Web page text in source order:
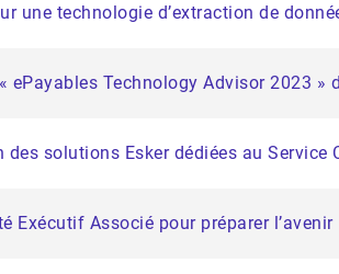
une technologie d’extraction de
ePayables Technology Advisor 2023 »
solutions Esker dédiées au Service
Exécutif Associé pour préparer l’avenir